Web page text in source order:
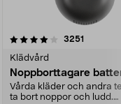
3251
Klädvård
Noppborttagare
Vårda kläder och andra
ta bort noppor och ludd.
4.5av 5 stjärnor